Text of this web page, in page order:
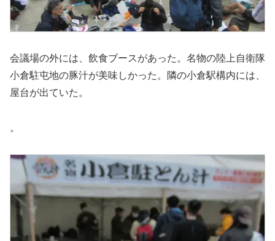
会議場の外には、飲食ブースがあった。名物の陸上自衛隊
小倉駐屯地の豚汁が美味しかった。隣の小倉駅構内には、
屋台が出ていた。
。